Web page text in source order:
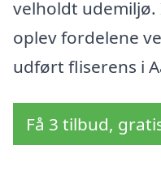
velholdt
oplev fordelene
udført fliserens i
Få 3 tilbud,